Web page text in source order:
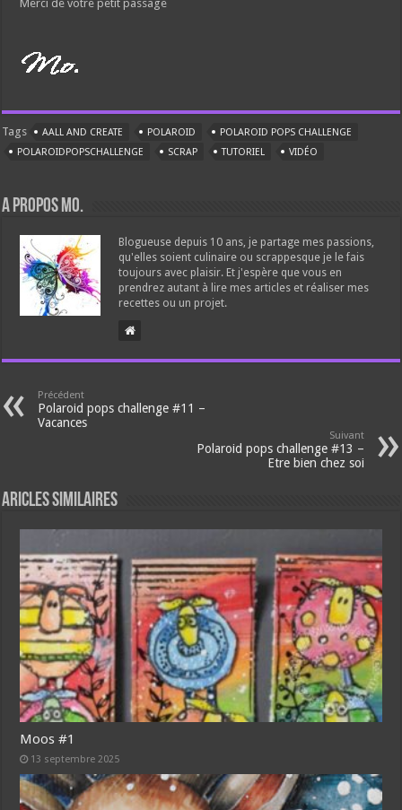
Merci de votre petit passage
Tags AALL AND CREATE POLAROID
POLAROID POPS CHALLENGE
POLAROIDPOPSCHALLENGE
SCRAP TUTORIEL VIDÉO
A propos Mo.
Blogueuse depuis 10 ans, je partage mes passions,
qu'elles soient culinaire ou scrappesque je le fais
toujours avec plaisir. Et j'espère que vous en
prendrez autant à lire mes articles et réaliser mes
recettes ou un projet.
Précédent
Polaroid pops challenge #11 –
Vacances
Suivant
Polaroid pops challenge #13 –
Etre bien chez soi
Aricles similaires
Moos #1
13 septembre 2025